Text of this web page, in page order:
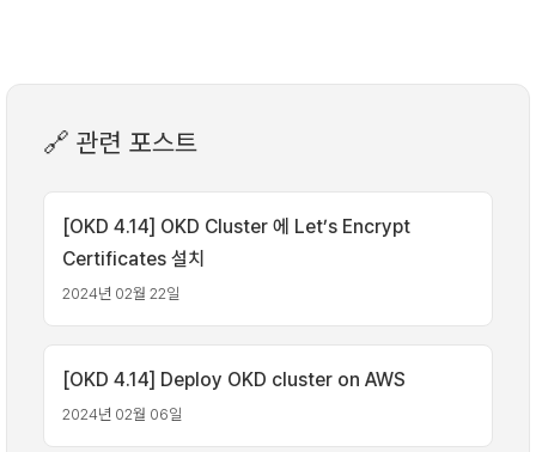
🔗 관련 포스트
[OKD 4.14] OKD Cluster 에 Let’s Encrypt
Certificates 설치
2024년 02월 22일
[OKD 4.14] Deploy OKD cluster on AWS
2024년 02월 06일